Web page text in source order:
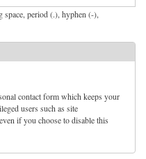
space, period (.), hyphen (-),
contact form which keeps your
users such as site
if you choose to disable this